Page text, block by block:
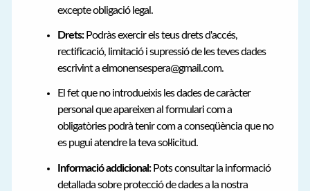
excepte obligació legal.
Drets:Podràs exercir els teus drets d'accés,
rectificació, limitació i supressió de les teves dades
escrivint a elmonensespera@gmail.com.
El fet que no introdueixis les dades de caràcter
personal que apareixen al formulari com a
obligatòries podrà tenir com a conseqüència que no
es pugui atendre la teva sol·licitud.
Informació addicional:Pots consultar la informació
detallada sobre protecció de dades a la nostra